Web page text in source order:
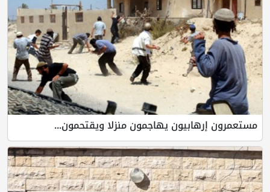
مستعمرون إرهابيون يهاجمون منزلا ويقتحمون...